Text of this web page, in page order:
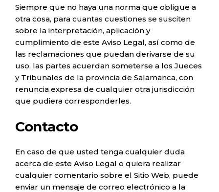
Siempre que no haya una norma que obligue a
otra cosa, para cuantas cuestiones se susciten
sobre la interpretación, aplicación y
cumplimiento de este Aviso Legal, así como de
las reclamaciones que puedan derivarse de su
uso, las partes acuerdan someterse a los Jueces
y Tribunales de la provincia de Salamanca, con
renuncia expresa de cualquier otra jurisdicción
que pudiera corresponderles.
Contacto
En caso de que usted tenga cualquier duda
acerca de este Aviso Legal o quiera realizar
cualquier comentario sobre el Sitio Web, puede
enviar un mensaje de correo electrónico a la